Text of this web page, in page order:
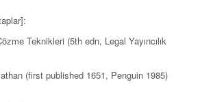
Teknikleri (5th edn, Legal Yayıncılık
(first published 1651, Penguin 1985)